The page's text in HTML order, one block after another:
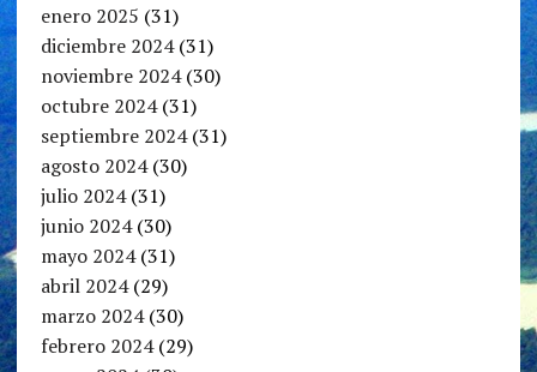
enero 2025 (31)
diciembre 2024(31)
noviembre 2024(30)
octubre 2024(31)
septiembre 2024(31)
agosto 2024(30)
julio 2024(31)
junio 2024(30)
mayo 2024(31)
abril 2024(29)
marzo 2024(30)
febrero 2024(29)